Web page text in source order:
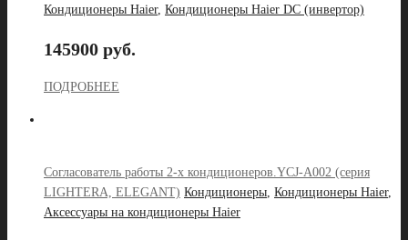
Кондиционеры Haier, Кондиционеры Haier DC (инвертор)
145900 руб.
ПОДРОБНЕЕ
Согласователь работы 2-х кондиционеров.YCJ-A002 (серия
LIGHTERA, ELEGANT) Кондиционеры, Кондиционеры Haier,
Аксессуары на кондиционеры Haier